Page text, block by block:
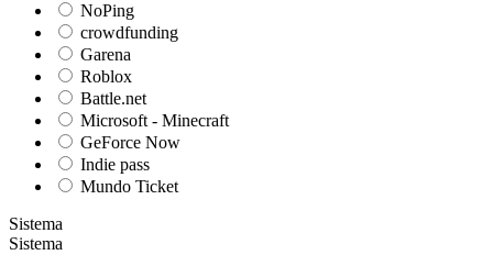
NoPing
crowdfunding
Garena
Roblox
Battle.net
Microsoft - Minecraft
GeForce Now
Indie pass
Mundo Ticket
Sistema
Sistema